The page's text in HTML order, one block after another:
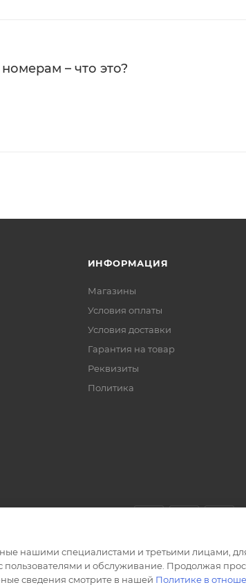
– что это?
ИНФОРМАЦИЯ
Магазины
Условия оплаты
Условия доставки
Гарантия на товар
Реквизиты
Политика
нашими специалистами и третьими лицами,
пользователями и обслуживание. Продолжая
сведения смотрите в нашей Политике в